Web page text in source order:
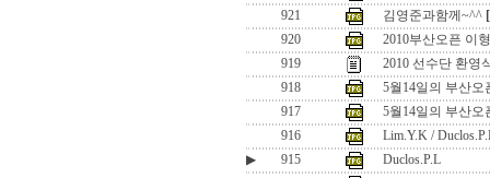
921
김영준과함께~^^
920
2010부산오픈 이
919
2010 선수단 환영
918
5월14일의 부산오
917
5월14일의 부산오
916
Lim.Y.K /
▶
915
Duclos.P.L